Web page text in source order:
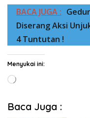
BACA JUGA :
Diserang Aksi
4 Tuntutan !
Menyukai ini:
Memuat...
Baca Juga :